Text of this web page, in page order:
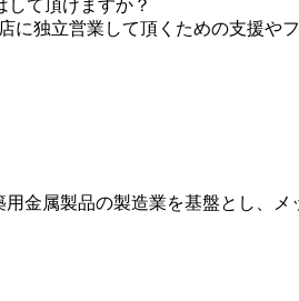
して頂けますか？
に独立営業して頂くための支援やフ
金属製品の製造業を基盤とし、